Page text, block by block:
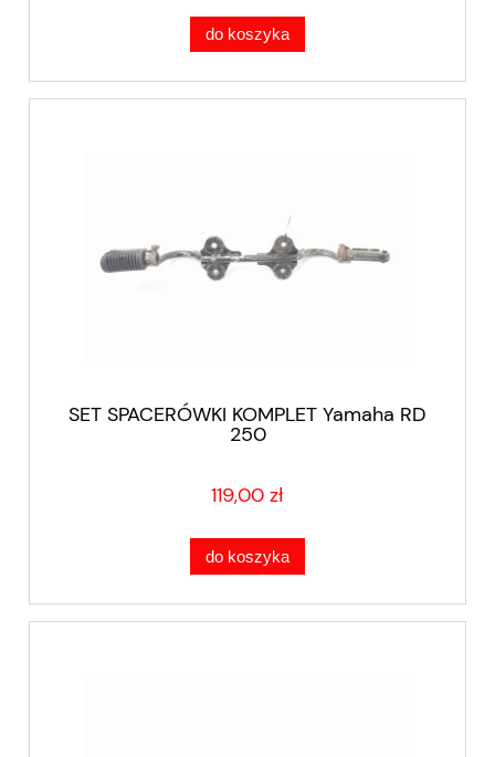
do koszyka
SET SPACERÓWKI KOMPLET Yamaha RD
250
119,00 zł
do koszyka